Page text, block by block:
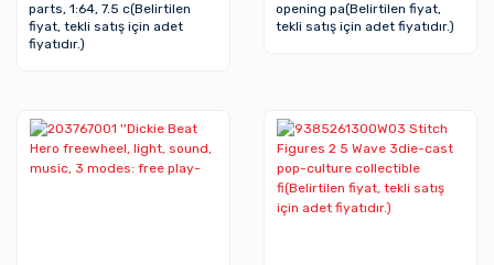
parts, 1:64, 7.5 c(Belirtilen
fiyat, tekli satış için adet
fiyatıdır.)
opening pa(Belirtilen fiyat,
tekli satış için adet fiyatıdır.)